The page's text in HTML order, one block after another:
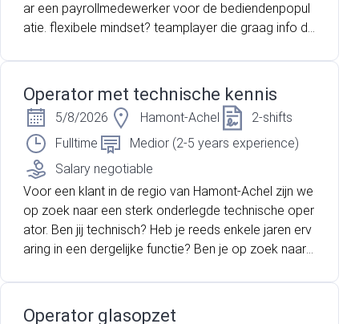
ar een payrollmedewerker voor de bediendenpopul
atie. flexibele mindset? teamplayer die graag info de
mor? ervaring in payroll voor bedienden? Lees dan z
eker verder!
Operator met technische kennis
5/8/2026 Hamont-Achel
2-shifts
Fulltime
Medior (2-5 years experience)
Salary negotiable
Voor een klant in de regio van Hamont-Achel zijn we
op zoek naar een sterk onderlegde technische oper
ator. Ben jij technisch? Heb je reeds enkele jaren erv
aring in een dergelijke functie? Ben je op zoek naar
dan snel verder want wellicht hebben we de juiste uit
daging voor jou!
Operator glasopzet